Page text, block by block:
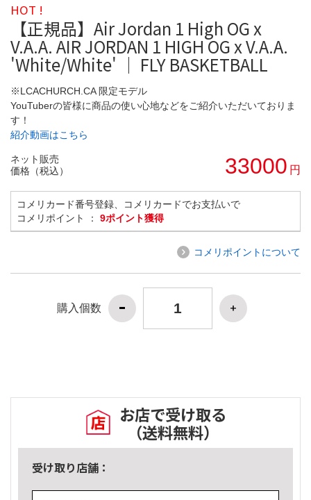
HOT !
【正規品】Air Jordan 1 High OG x
V.A.A. AIR JORDAN 1 HIGH OG x V.A.A.
'White/White' ｜ FLY BASKETBALL
※LCACHURCH.CA 限定モデル
YouTuberの皆様に商品の使い心地などをご紹介いただいておりま
す！
紹介動画はこちら
ネット販売
価格（税込）
33000 円
コメリカード番号登録、コメリカードでお支払いで
コメリポイント ： 9ポイント獲得
コメリポイントについて
購入個数
お店で受け取る
（送料無料）
受け取り店舗：